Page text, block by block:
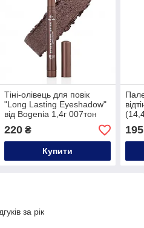
Тіні-олівець для повік
"Long Lasting Eyeshadow"
від Bogenia 1,4г 007тон
220₴
Купити
195
за рік